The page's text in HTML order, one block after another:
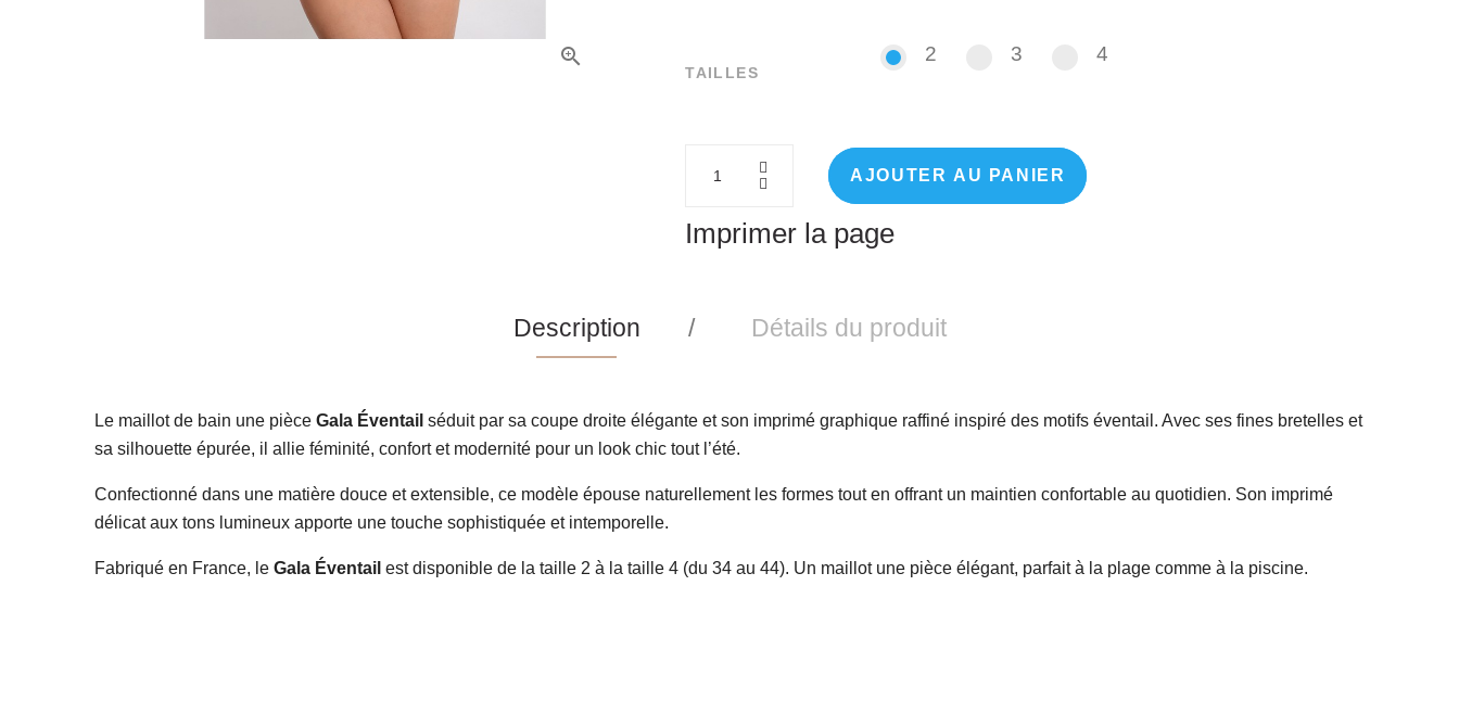
TAILLES
2 3 4
AJOUTER AU PANIER
Imprimer la page
Description Détails du produit
Le maillot de bain une pièce Gala Éventail séduit par sa coupe droite élégante et son imprimé graphique raffiné inspiré des motifs éventail. Avec ses fines bretelles et
sa silhouette épurée, il allie féminité, confort et modernité pour un look chic tout l’été.
Confectionné dans une matière douce et extensible, ce modèle épouse naturellement les formes tout en offrant un maintien confortable au quotidien. Son imprimé
délicat aux tons lumineux apporte une touche sophistiquée et intemporelle.
Fabriqué en France, le Gala Éventail est disponible de la taille 2 à la taille 4 (du 34 au 44). Un maillot une pièce élégant, parfait à la plage comme à la piscine.